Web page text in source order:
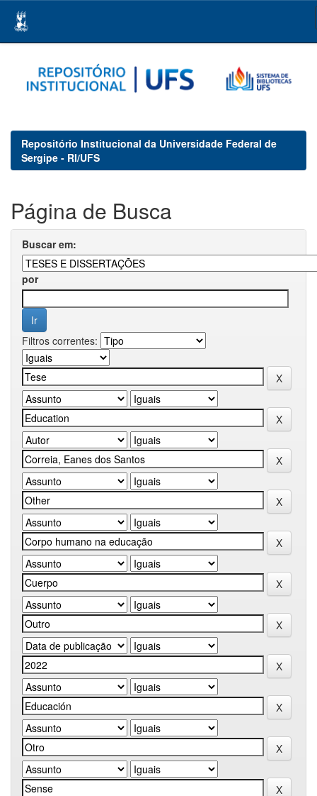
navigation
Repositório Institucional da Universidade Federal de
Sergipe - RI/UFS
Página de Busca
Buscar em:
por
Filtros correntes: